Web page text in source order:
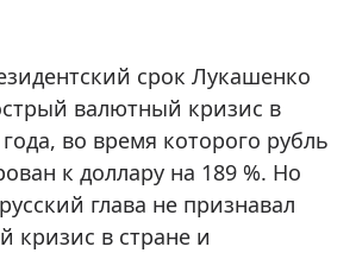
срок Лукашенко
валютный кризис в
во время которого рубль
к доллару на 189 %. Но
глава не признавал
кризис в стране и